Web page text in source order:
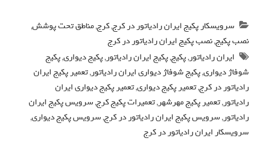
سرویسکار پکیج ایران رادیاتور در کرج,کرج,مناطق تحت پوشش,
نصب پکیج,نصب پکیج ایران رادیاتور در کرج
ایران رادیاتور,پکیج,پکیج ایران رادیاتور,پکیج دیواری,پکیج
شوفاژ دیواری,پکیج شوفاژ دیواری ایران رادیاتور,تعمیر پکیج ایران
رادیاتور در کرج,تعمیر پکیج دیواری,تعمیر پکیج دیواری ایران
رادیاتور,تعمیر پکیج مهرشهر,تعمیرات پکیج کرج,سرویس پکیج ایران
رادیاتور,سرویس پکیج ایران رادیاتور در کرج,سرویس پکیج دیواری,
سرویسکار ایران رادیاتور در کرج